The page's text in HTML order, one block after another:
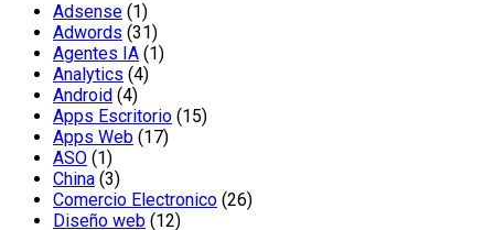
Adsense (1)
Adwords (31)
Agentes IA (1)
Analytics (4)
Android (4)
Apps Escritorio (15)
Apps Web (17)
ASO (1)
China (3)
Comercio Electronico (26)
Diseño web (12)